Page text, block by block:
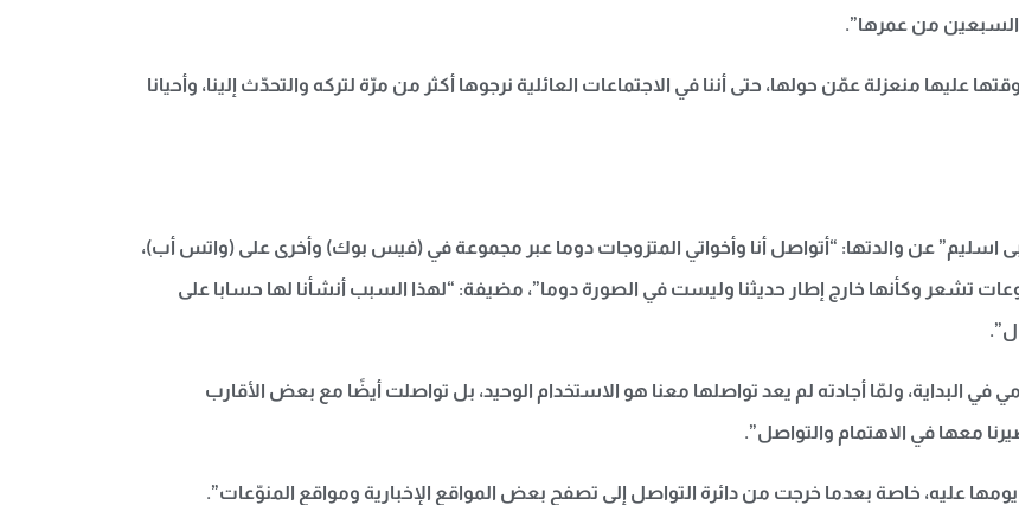
السبعين من عمرها”.
منعزلة عمّن حولها، حتى أننا في الاجتماعات العائلية نرجوها أكثر من مرّة لتركه والتحدّث إلينا، وأحيانا
اسليم” عن والدتها: “أتواصل أنا وأخواتي المتزوجات دوما عبر مجموعة في (فيس بوك) وأخرى على (واتس أب)،
تشعر وكأنها خارج إطار حديثنا وليست في الصورة دوما”، مضيفة: “لهذا السبب أنشأنا لها حسابا على
في البداية، ولمّا أجادته لم يعد تواصلها معنا هو الاستخدام الوحيد، بل تواصلت أيضًا مع بعض الأقارب
معها في الاهتمام والتواصل”.
عليه، خاصة بعدما خرجت من دائرة التواصل إلى تصفح بعض المواقع الإخبارية ومواقع المنوّعات”.